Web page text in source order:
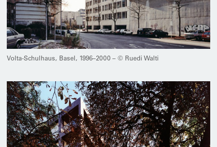
Volta-Schulhaus, Basel, 1996–2000 – © Ruedi Walti